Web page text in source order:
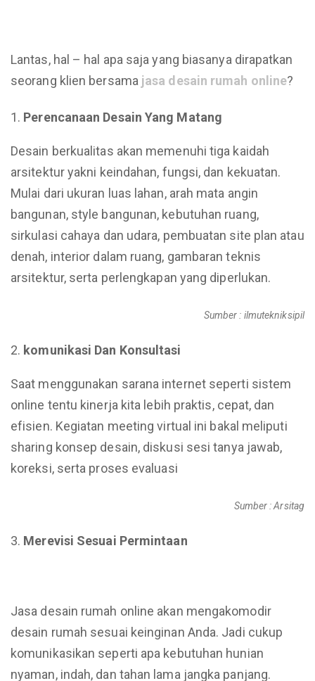
Lantas, hal – hal apa saja yang biasanya dirapatkan
seorang klien bersama jasa desain rumah online?
Perencanaan Desain Yang Matang
Desain berkualitas akan memenuhi tiga kaidah
arsitektur yakni keindahan, fungsi, dan kekuatan.
Mulai dari ukuran luas lahan, arah mata angin
bangunan, style bangunan, kebutuhan ruang,
sirkulasi cahaya dan udara, pembuatan site plan atau
denah, interior dalam ruang, gambaran teknis
arsitektur, serta perlengkapan yang diperlukan.
Sumber : ilmutekniksipil
komunikasi Dan Konsultasi
Saat menggunakan sarana internet seperti sistem
online tentu kinerja kita lebih praktis, cepat, dan
efisien. Kegiatan meeting virtual ini bakal meliputi
sharing konsep desain, diskusi sesi tanya jawab,
koreksi, serta proses evaluasi
Sumber : Arsitag
Merevisi Sesuai Permintaan
Jasa desain rumah online akan mengakomodir
desain rumah sesuai keinginan Anda. Jadi cukup
komunikasikan seperti apa kebutuhan hunian
nyaman, indah, dan tahan lama jangka panjang.